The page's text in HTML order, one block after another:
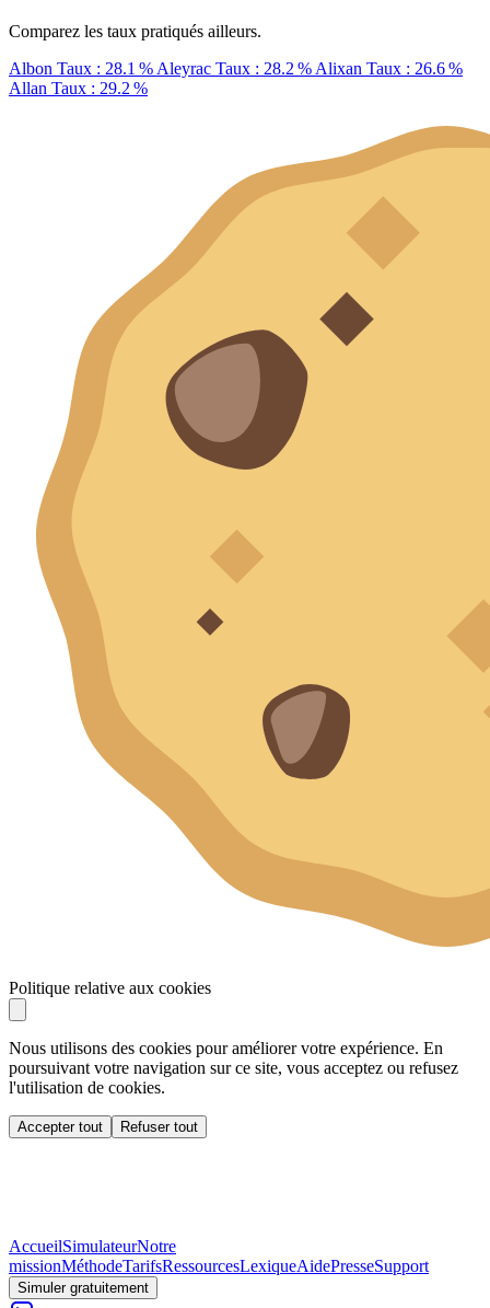
Comparez les taux pratiqués ailleurs.
Albon Taux : 28.1 % Aleyrac Taux : 28.2 % Alixan Taux : 26.6 %
Allan Taux : 29.2 %
Politique relative aux cookies
Nous utilisons des cookies pour améliorer votre expérience. En
poursuivant votre navigation sur ce site, vous acceptez ou refusez
l'utilisation de cookies.
Accepter tout Refuser tout
AccueilSimulateurNotre
missionMéthodeTarifsRessourcesLexiqueAidePresseSupport
Simuler gratuitement